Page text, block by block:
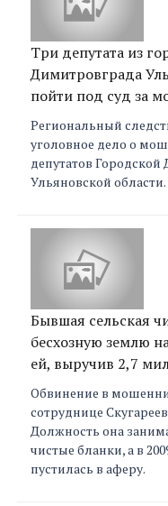
Три депутата из
Димитровграда
пойти под суд за
Региональный
уголовное дело о
депутатов
Ульяновской области.
Бывшая сельская
бесхозную землю
ей, выручив 2,7
Обвинение в
сотруднице
Должность она
чистые бланки, а в
пустилась в аферу.